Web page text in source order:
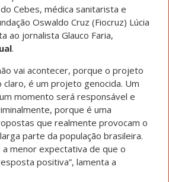
Cebes, médica sanitarista e
Oswaldo Cruz (Fiocruz) Lúcia
ao jornalista Glauco Faria,
.
vai acontecer, porque o projeto
é um projeto genocida. Um
momento será responsável e
porque é uma
que realmente provocam o
parte da população brasileira.
a menor expectativa de que o
positiva”, lamenta a